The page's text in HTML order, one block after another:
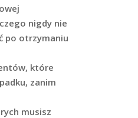
nigdy nie
po otrzymaniu
które
zanim
musisz